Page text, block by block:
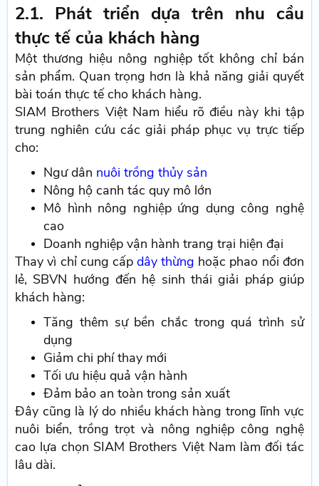
2.1. Phát triển dựa trên nhu cầu
thực tế của khách hàng
Một thương hiệu nông nghiệp tốt không chỉ bán
sản phẩm. Quan trọng hơn là khả năng giải quyết
bài toán thực tế cho khách hàng.
SIAM Brothers Việt Nam hiểu rõ điều này khi tập
trung nghiên cứu các giải pháp phục vụ trực tiếp
cho:
Ngư dân nuôi trồng thủy sản
Nông hộ canh tác quy mô lớn
Mô hình nông nghiệp ứng dụng công nghệ
cao
Doanh nghiệp vận hành trang trại hiện đại
Thay vì chỉ cung cấp dây thừng hoặc phao nổi đơn
lẻ, SBVN hướng đến hệ sinh thái giải pháp giúp
khách hàng:
Tăng thêm sự bền chắc trong quá trình sử
dụng
Giảm chi phí thay mới
Tối ưu hiệu quả vận hành
Đảm bảo an toàn trong sản xuất
Đây cũng là lý do nhiều khách hàng trong lĩnh vực
nuôi biển, trồng trọt và nông nghiệp công nghệ
cao lựa chọn SIAM Brothers Việt Nam làm đối tác
lâu dài.